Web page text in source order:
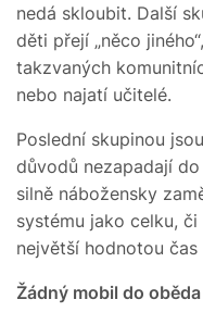
nedá skloubit. Další
děti přejí „něco
takzvaných
nebo najatí učitelé.
Poslední skupinou
důvodů nezapadají
silně nábožensky
systému jako celku,
největší hodnotou
Žádný mobil do